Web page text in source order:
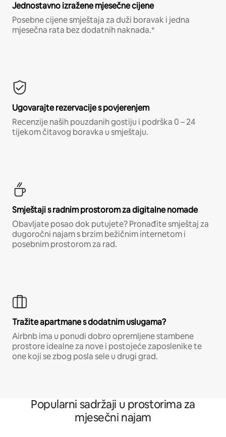
Jednostavno izražene mjesečne cijene
Posebne cijene smještaja za duži boravak i jedna
mjesečna rata bez dodatnih naknada.*
Ugovarajte rezervacije s povjerenjem
Recenzije naših pouzdanih gostiju i podrška 0 – 24
tijekom čitavog boravka u smještaju.
Smještaji s radnim prostorom za digitalne nomade
Obavljate posao dok putujete? Pronađite smještaj za
dugoročni najam s brzim bežičnim internetom i
posebnim prostorom za rad.
Tražite apartmane s dodatnim uslugama?
Airbnb ima u ponudi dobro opremljene stambene
prostore idealne za nove i postojeće zaposlenike te
one koji se zbog posla sele u drugi grad.
Popularni sadržaji u prostorima za
mjesečni najam